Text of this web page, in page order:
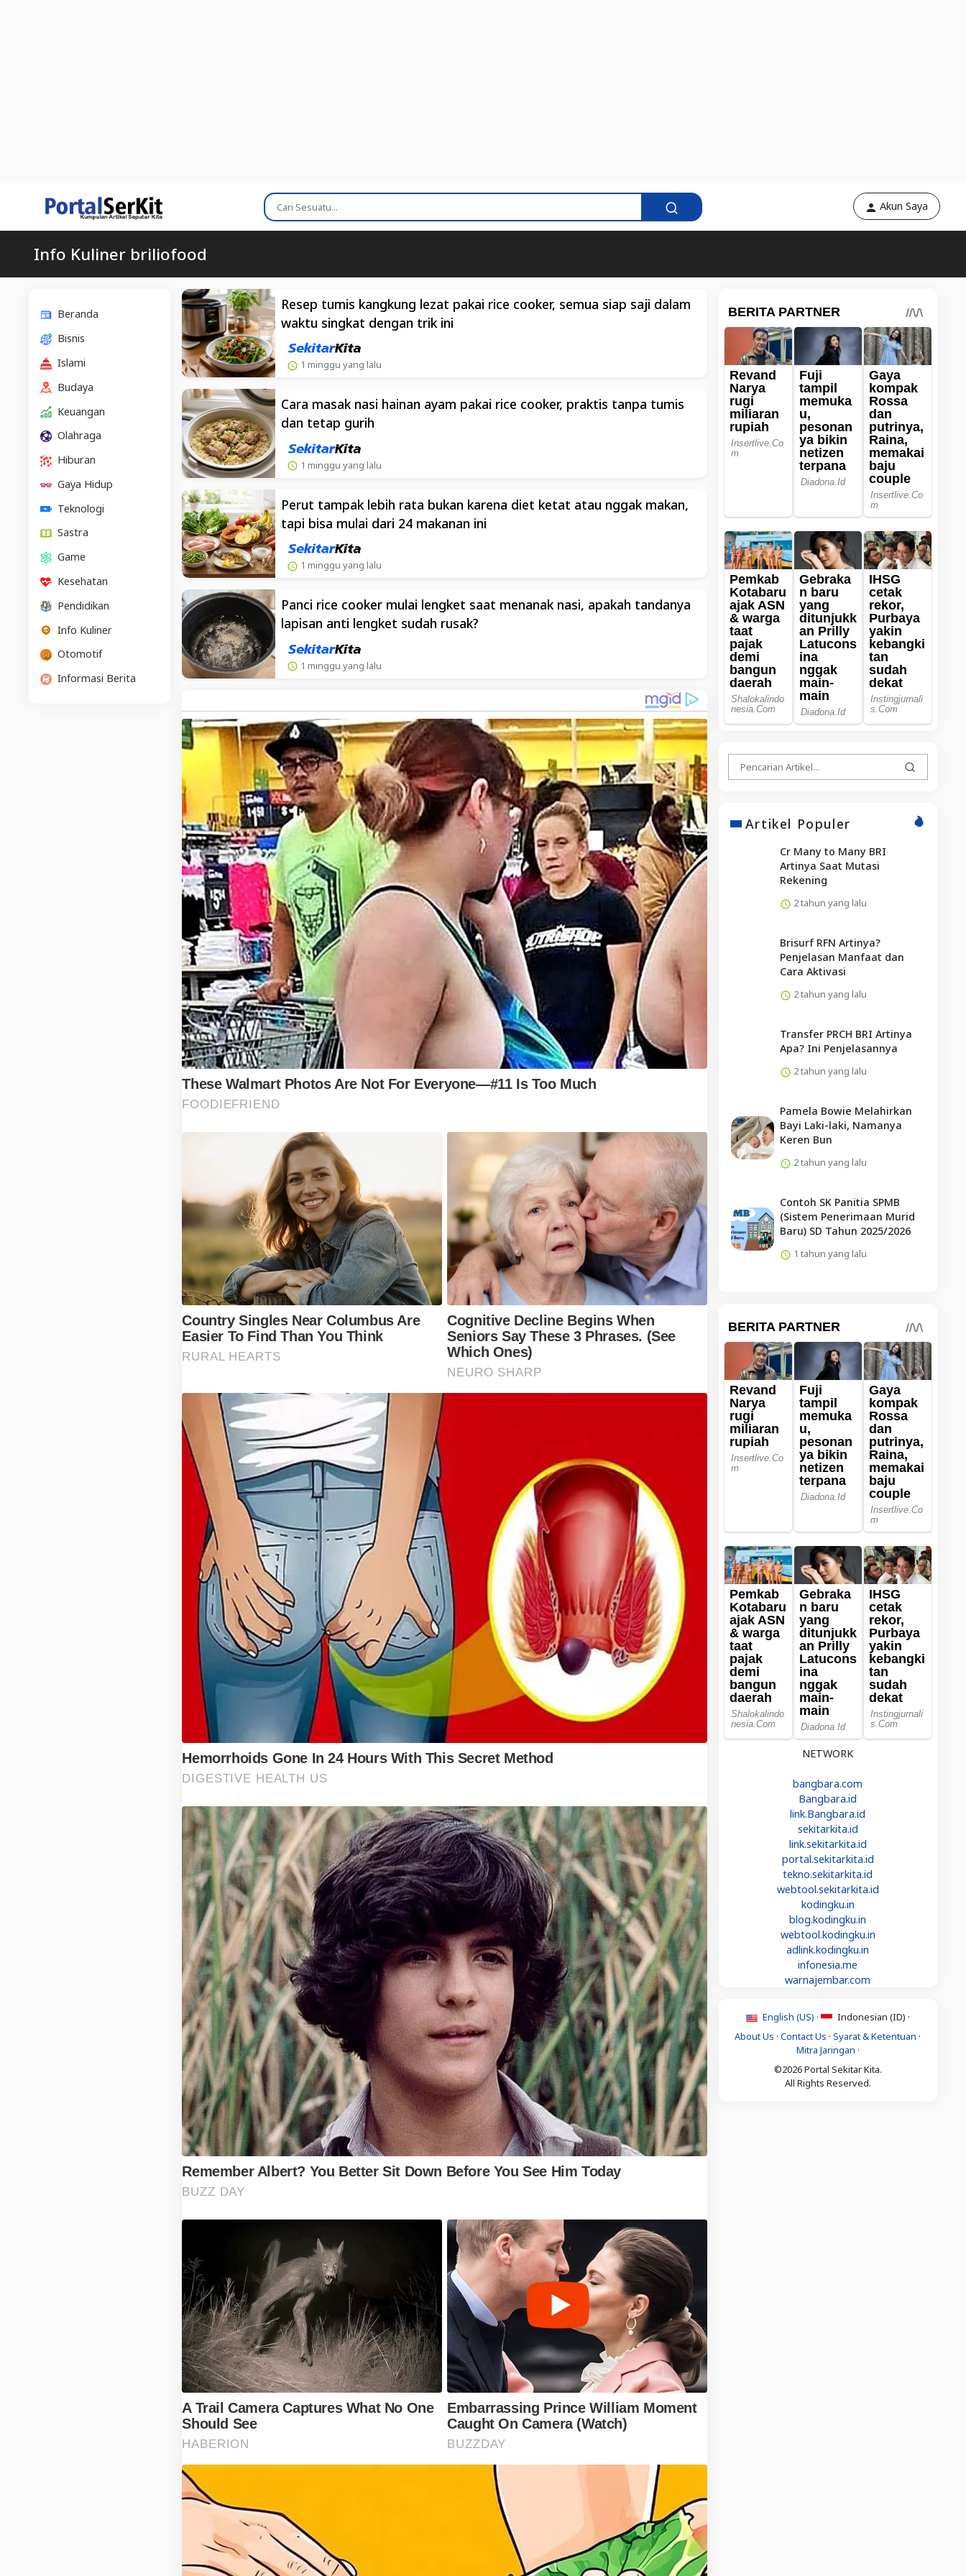
Akun Saya
Info Kuliner briliofood
Beranda
Bisnis
Islami
Budaya
Keuangan
Olahraga
Hiburan
Gaya Hidup
Teknologi
Sastra
Game
Kesehatan
Pendidikan
Info Kuliner
Otomotif
Informasi Berita
Resep tumis kangkung lezat pakai rice cooker, semua siap saji dalam
waktu singkat dengan trik ini
1 minggu yang lalu
Cara masak nasi hainan ayam pakai rice cooker, praktis tanpa tumis
dan tetap gurih
1 minggu yang lalu
Perut tampak lebih rata bukan karena diet ketat atau nggak makan,
tapi bisa mulai dari 24 makanan ini
1 minggu yang lalu
Panci rice cooker mulai lengket saat menanak nasi, apakah tandanya
lapisan anti lengket sudah rusak?
1 minggu yang lalu
Artikel Populer
Cr Many to Many BRI
Artinya Saat Mutasi
Rekening
2 tahun yang lalu
Brisurf RFN Artinya?
Penjelasan Manfaat dan
Cara Aktivasi
2 tahun yang lalu
Transfer PRCH BRI Artinya
Apa? Ini Penjelasannya
2 tahun yang lalu
Pamela Bowie Melahirkan
Bayi Laki-laki, Namanya
Keren Bun
2 tahun yang lalu
Contoh SK Panitia SPMB
(Sistem Penerimaan Murid
Baru) SD Tahun 2025/2026
1 tahun yang lalu
NETWORK
bangbara.com
Bangbara.id
link.Bangbara.id
sekitarkita.id
link.sekitarkita.id
portal.sekitarkita.id
tekno.sekitarkita.id
webtool.sekitarkita.id
kodingku.in
blog.kodingku.in
webtool.kodingku.in
adlink.kodingku.in
infonesia.me
warnajembar.com
English (US) ·
Indonesian (ID) ·
About Us ·Contact Us ·Syarat & Ketentuan ·
Mitra Jaringan ·
©2026 Portal Sekitar Kita.
All Rights Reserved.